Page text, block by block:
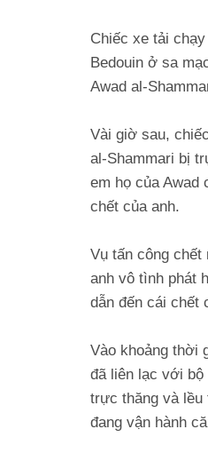
Chiếc xe tải
Bedouin ở sa
Awad al-
Vài giờ sau,
al-Shammari bị
em họ của
chết của anh.
Vụ tấn công
anh vô tình phát
dẫn đến cái chết
Vào khoảng thời
đã liên lạc với bộ
trực thăng và lều
đang vận hành